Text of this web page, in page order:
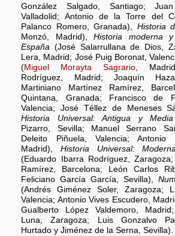
González Salgado, Santiago;
Valladolid; Antonio de la Torre del
Palanco Romero, Granada), Historia
Monzó, Madrid),Historia moderna
España (José Salarrullana de Dios,
Lera, Madrid; José Puig Boronat,
(Miguel Morayta Sagrario,
Rodríguez, Madrid; Joaquín
Martiniano Martínez Ramírez,
Quintana, Granada; Francisco de
Valencia; José Téllez de Meneses
Historia Universal: Antigua y Media
Pizarro, Sevilla; Manuel Serrano
Deleito Piñuela, Valencia; Antonio
Madrid), Historia Universal:
(Eduardo Ibarra Rodríguez,
Ramírez, Barcelona; León Carlos
Feliciano García García, Sevilla),
(Andrés Giménez Soler, Zaragoza;
Valencia; Antonio Vives Escudero,
Gualberto López Valdemoro,
Luna, Zaragoza; Luis Gonzalvo
Hurtado y Jiménez de la Serna, Sevilla).